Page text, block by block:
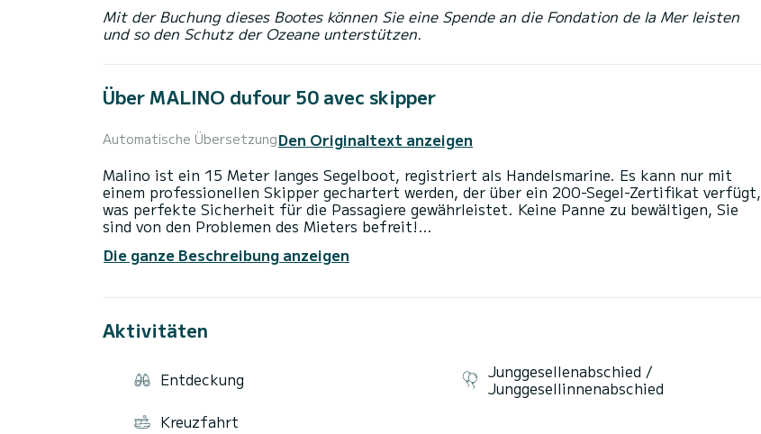
Mit der Buchung dieses Bootes können Sie eine Spende an die Fondation de la Mer leisten
und so den Schutz der Ozeane unterstützen.
Über MALINO dufour 50 avec skipper
Automatische ÜbersetzungDen Originaltext anzeigen
Malino ist ein 15 Meter langes Segelboot, registriert als Handelsmarine. Es kann nur mit
einem professionellen Skipper gechartert werden, der über ein 200-Segel-Zertifikat verfügt,
was perfekte Sicherheit für die Passagiere gewährleistet. Keine Panne zu bewältigen, Sie
sind von den Problemen des Mieters befreit!
Ausstattung:
- 1 fest installiertes UKW-Gerät
- 1 Bugstrahlruder
- 2 Kabinen mit Einzelkojen
- 1 Toilette für den Skipper
Die ganze Beschreibung anzeigen
Aktivitäten
Entdeckung Junggesellenabschied /
Junggesellinnenabschied
Kreuzfahrt